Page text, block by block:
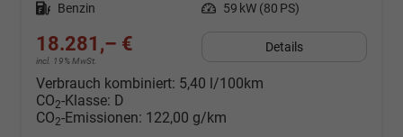
Kraftstoff Benzin Leistung 59 kW (80 PS)
18.281,– €
incl. 19% MwSt.
Details
Verbrauch kombiniert: 5,40 l/100km
CO2-Klasse: D
CO2-Emissionen: 122,00 g/km